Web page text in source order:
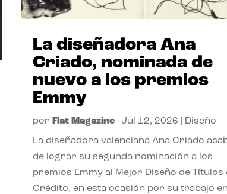
La diseñadora Ana
Criado, nominada de
nuevo a los premios
Emmy
por Flat Magazine| Jul 12, 2026 Diseño
La diseñadora valenciana Ana Criado
de lograr su segunda nominación a los
premios Emmy al Mejor Diseño de Títulos
Crédito, en esta ocasión por su trabajo